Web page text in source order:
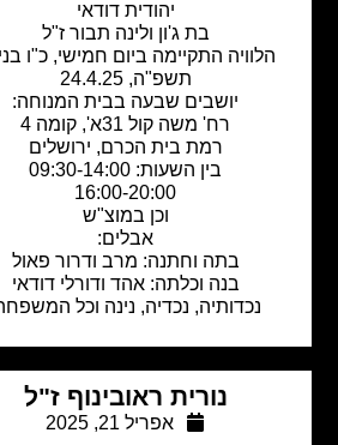
יהודית דודאי
בת ג'ון ולינה תבור ז"ל
הלוויה התקיימה ביום חמישי, כ"ו בניסן,
תשפ"ה, 24.4.25
יושבים שבעה בבית המנוחה:
רח' משה קול 31א', קומה 4
רמת בית הכרם, ירושלים
בין השעות: 09:30-14:00
16:00-20:00
וכן במוצ"ש
בתה וחתנה: מרב ודרור פאול
בנה וכלתה: אהד ודורלי דודאי
נכדותיה, נכדיה, נינה וכל המשפחה.
נורית ראובינוף ז"ל
אפריל 21, 2025